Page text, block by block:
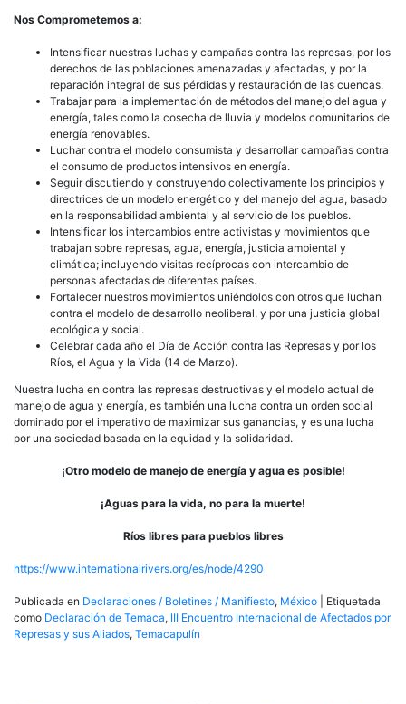
Nos Comprometemos a:
Intensificar nuestras luchas y campañas contra las represas, por los
derechos de las poblaciones amenazadas y afectadas, y por la
reparación integral de sus pérdidas y restauración de las cuencas.
Trabajar para la implementación de métodos del manejo del agua y
energía, tales como la cosecha de lluvia y modelos comunitarios de
energía renovables.
Luchar contra el modelo consumista y desarrollar campañas contra
el consumo de productos intensivos en energía.
Seguir discutiendo y construyendo colectivamente los principios y
directrices de un modelo energético y del manejo del agua, basado
en la responsabilidad ambiental y al servicio de los pueblos.
Intensificar los intercambios entre activistas y movimientos que
trabajan sobre represas, agua, energía, justicia ambiental y
climática; incluyendo visitas recíprocas con intercambio de
personas afectadas de diferentes países.
Fortalecer nuestros movimientos uniéndolos con otros que luchan
contra el modelo de desarrollo neoliberal, y por una justicia global
ecológica y social.
Celebrar cada año el Día de Acción contra las Represas y por los
Ríos, el Agua y la Vida (14 de Marzo).
Nuestra lucha en contra las represas destructivas y el modelo actual de
manejo de agua y energía, es también una lucha contra un orden social
dominado por el imperativo de maximizar sus ganancias, y es una lucha
por una sociedad basada en la equidad y la solidaridad.
¡Otro modelo de manejo de energía y agua es posible!
¡Aguas para la vida, no para la muerte!
Ríos libres para pueblos libres
https://www.internationalrivers.org/es/node/4290
Publicada en Declaraciones / Boletines / Manifiesto, México
Etiquetada
como Declaración de Temaca, III Encuentro Internacional de Afectados por
Represas y sus Aliados, Temacapulín